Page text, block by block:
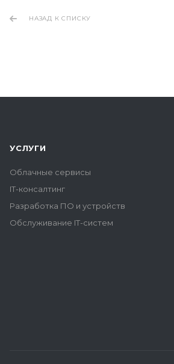
НАЗАД К СПИСКУ
УСЛУГИ
Облачные сервисы
IT-консалтинг
Разработка ПО и устройств
Обслуживание IT-систем